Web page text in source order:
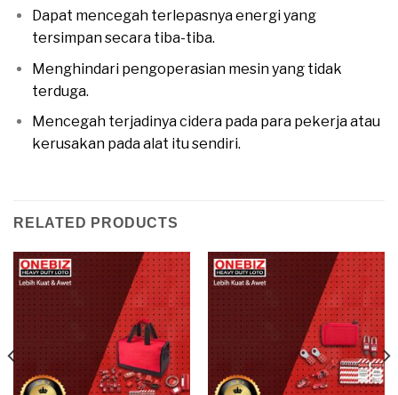
Dapat mencegah terlepasnya energi yang
tersimpan secara tiba-tiba.
Menghindari pengoperasian mesin yang tidak
terduga.
Mencegah terjadinya cidera pada para pekerja atau
kerusakan pada alat itu sendiri.
RELATED PRODUCTS